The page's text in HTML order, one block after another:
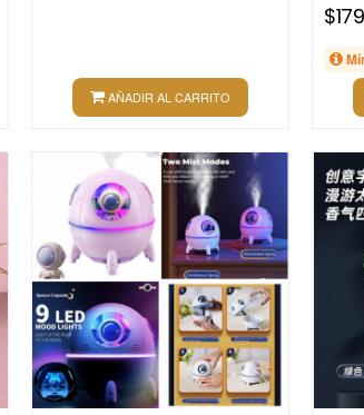
AÑADIR AL CARRITO